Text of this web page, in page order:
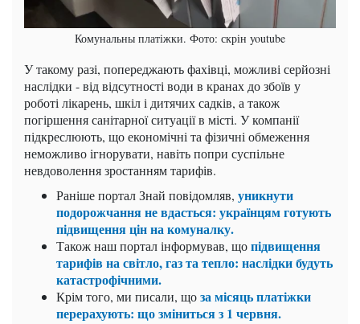
Комунальны платіжки. Фото: скрін youtube
У такому разі, попереджають фахівці, можливі серйозні
наслідки - від відсутності води в кранах до збоїв у
роботі лікарень, шкіл і дитячих садків, а також
погіршення санітарної ситуації в місті. У компанії
підкреслюють, що економічні та фізичні обмеження
неможливо ігнорувати, навіть попри суспільне
невдоволення зростанням тарифів.
Раніше портал Знай повідомляв, уникнути
подорожчання не вдасться: українцям готують
підвищення цін на комуналку.
Також наш портал інформував, щопідвищення
тарифів на світло, газ та тепло: наслідки будуть
катастрофічними.
Крім того, ми писали, щоза місяць платіжки
перерахують: що зміниться з 1 червня.